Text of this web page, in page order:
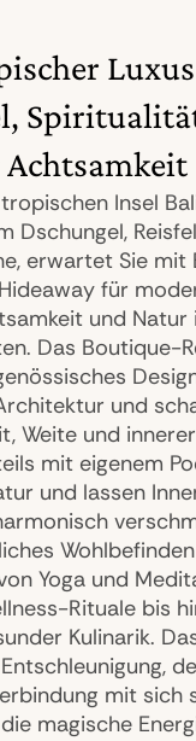
Insel
Dschungel,
erwartet Sie mit
für
und Natur
Das Boutique-
und
Weite und
mit eigenem
und lassen
Yoga und
Rituale bis
Kulinarik.
mit sich
magische